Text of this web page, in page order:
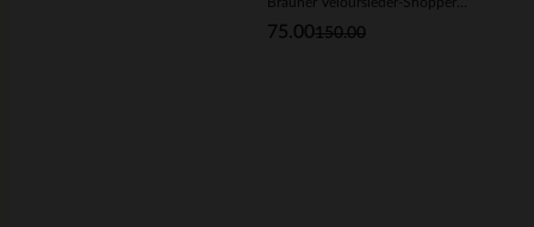
150.00
75.00